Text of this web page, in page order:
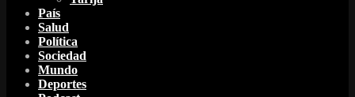
País
Salud
Política
Sociedad
Mundo
Deportes